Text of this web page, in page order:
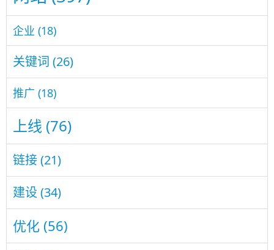
企业 (18)
关键词 (26)
推广 (18)
上线 (76)
链接(21)
建设 (34)
优化 (56)